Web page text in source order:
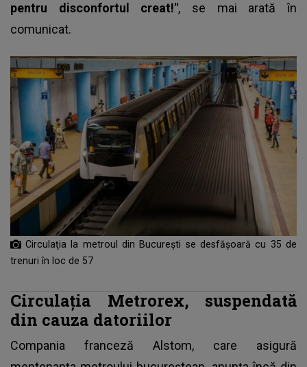
pentru disconfortul creat!", se mai arată în
comunicat.
Circulaţia la metroul din București se desfăşoară cu 35 de
trenuri în loc de 57
Circulația Metrorex, suspendată
din cauza datoriilor
Compania franceză Alstom, care asigură